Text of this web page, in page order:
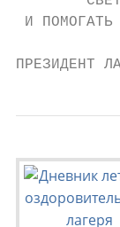
И
ПРЕЗИДЕНТ